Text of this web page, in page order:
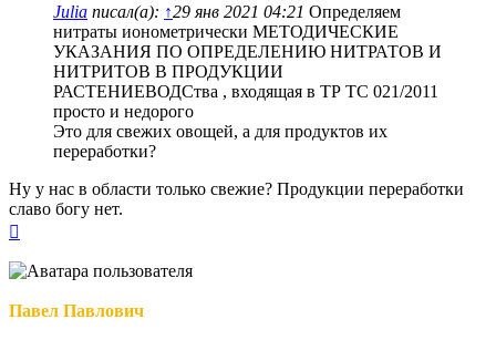
Julia писал(а): ↑29 янв 2021 04:21 Определяем
нитраты ионометрически МЕТОДИЧЕСКИЕ
УКАЗАНИЯ ПО ОПРЕДЕЛЕНИЮ НИТРАТОВ И
НИТРИТОВ В ПРОДУКЦИИ
РАСТЕНИЕВОДСтва , входящая в ТР ТС 021/2011
просто и недорого
Это для свежих овощей, а для продуктов их
переработки?
Ну у нас в области только свежие? Продукции переработки
славо богу нет.
началу
Павел Павлович